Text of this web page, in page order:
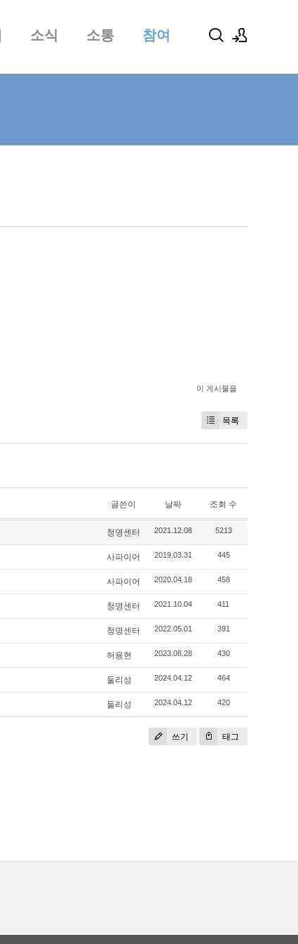
로그인
소식 소통 참여
이 게시물을
목록
글쓴이 날짜 조회 수
청명센터 2021.12.08 5213
사파이어 2019.03.31 445
사파이어 2020.04.18 458
청명센터 2021.10.04 411
청명센터 2022.05.01 391
허용현 2023.08.28 430
둘리성 2024.04.12 464
둘리성 2024.04.12 420
쓰기 태그